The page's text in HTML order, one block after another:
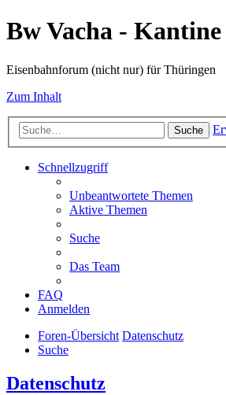
Bw Vacha - Kantine
Eisenbahnforum (nicht nur) für Thüringen
Zum Inhalt
Suche
Schnellzugriff
Unbeantwortete Themen
Aktive Themen
Suche
Das Team
FAQ
Anmelden
Foren-Übersicht Datenschutz
Suche
Datenschutz